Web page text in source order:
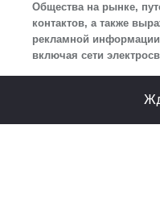
и адрес электронной
о впечатлениях,
к автомобилю(-ям) и
сайта, уникального
предпочтительного
Общества на рынке,
контактов, а также
рекламной
включая сети